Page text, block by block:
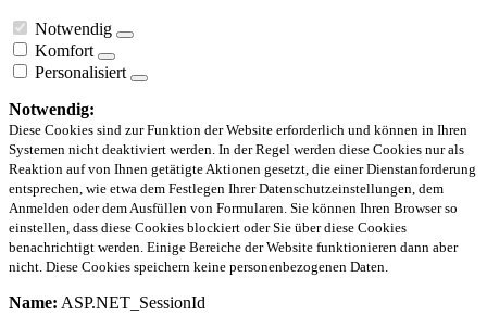
Notwendig
Komfort
Personalisiert
Notwendig:
Diese Cookies sind zur Funktion der Website erforderlich und können in Ihren
Systemen nicht deaktiviert werden. In der Regel werden diese Cookies nur als
Reaktion auf von Ihnen getätigte Aktionen gesetzt, die einer Dienstanforderung
entsprechen, wie etwa dem Festlegen Ihrer Datenschutzeinstellungen, dem
Anmelden oder dem Ausfüllen von Formularen. Sie können Ihren Browser so
einstellen, dass diese Cookies blockiert oder Sie über diese Cookies
benachrichtigt werden. Einige Bereiche der Website funktionieren dann aber
nicht. Diese Cookies speichern keine personenbezogenen Daten.
Name: ASP.NET_SessionId